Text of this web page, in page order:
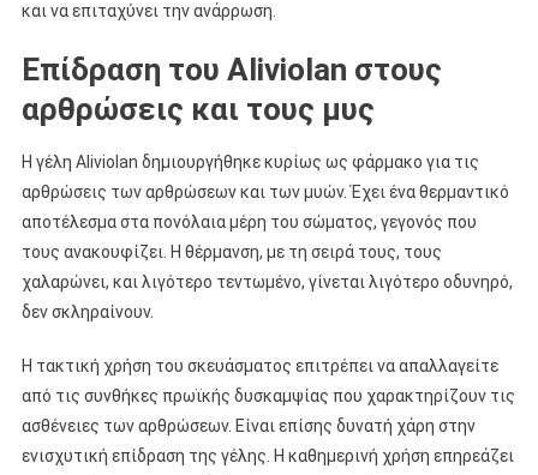
και να επιταχύνει την ανάρρωση.
Επίδραση του Aliviolan στους
αρθρώσεις και τους μυς
Η γέλη Aliviolan δημιουργήθηκε κυρίως ως φάρμακο για τις
αρθρώσεις των αρθρώσεων και των μυών. Έχει ένα θερμαντικό
αποτέλεσμα στα πονόλαια μέρη του σώματος, γεγονός που
τους ανακουφίζει. Η θέρμανση, με τη σειρά τους, τους
χαλαρώνει, και λιγότερο τεντωμένο, γίνεται λιγότερο οδυνηρό,
δεν σκληραίνουν.
Η τακτική χρήση του σκευάσματος επιτρέπει να απαλλαγείτε
από τις συνθήκες πρωϊκής δυσκαμψίας που χαρακτηρίζουν τις
ασθένειες των αρθρώσεων. Είναι επίσης δυνατή χάρη στην
ενισχυτική επίδραση της γέλης. Η καθημερινή χρήση επηρεάζει